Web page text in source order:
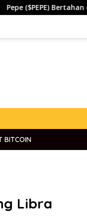
di Zona Penting,
BITCOIN
Libra